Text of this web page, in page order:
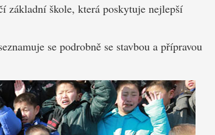
základní škole, která poskytuje nejlepší
se podrobně se stavbou a přípravou